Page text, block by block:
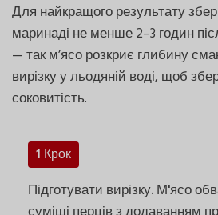
Для найкращого результату
маринаді не менше 2–3 годин
— так м’ясо розкриє глибину
вирізку у льодяній воді, щоб
соковитість.
1 Крок
Підготувати вирізку. М'ясо